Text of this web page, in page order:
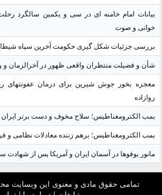
بیانات امام خامنه ای در سی و یکمین سالگرد
خوانی و صوت
بررسی جزئیات شکل گیری حکومت آخرین سپاه
شأن و فضیلت منتظران واقعی ظهور در آخرالزمان و
معجزه بخور جوش شیرین برای درمان عفونتهای
روازاده
بمب الکترومغناطیس؛ سلاح مخوف و دست برتر ایران
بمب الکترومغناطیس؛ برهم زننده معادلات نظامی و
مانور یوفوها در آسمان ایران و آمریکا پس از شهادت
تمامی حقوق مادی و معنوی این وبسایت محفوظ